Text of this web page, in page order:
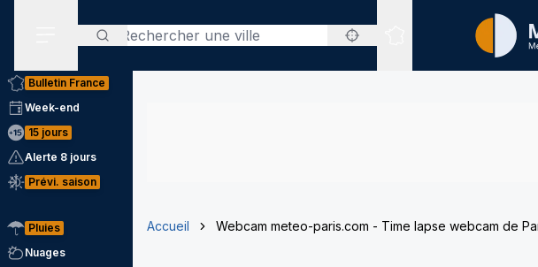
Rechercher
Sites expertisés
Bulletin France
Week-end
15 jours
Alerte 8 jours
Prévi. saison
Pluies
Nuages
Accueil Webcam meteo-paris.com - Time lapse webcam de